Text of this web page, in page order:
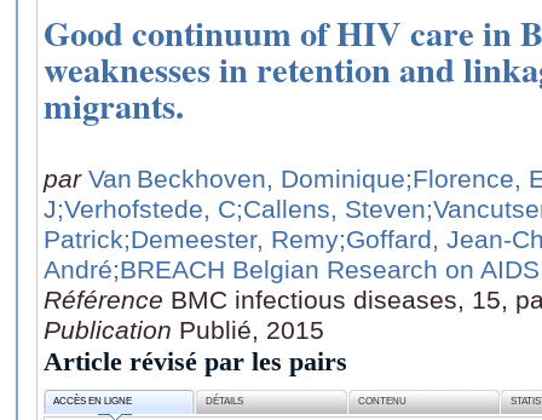
Good continuum of HIV care in
weaknesses in retention and
migrants.
par Van Beckhoven, Dominique;Florence,
J;Verhofstede, C;Callens, Steven
Patrick;Demeester, Remy;Goffard, Jean-
André;BREACH Belgian Research on
Référence BMC infectious diseases, 15,
Publication Publié, 2015
Article révisé par les pairs
ACCÈS EN LIGNE DÉTAILS CONTENU